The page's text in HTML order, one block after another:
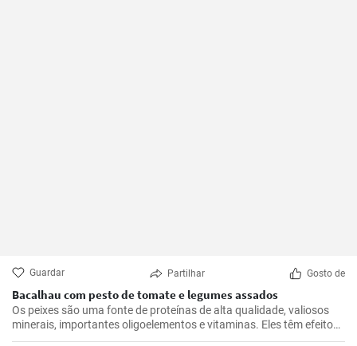
Guardar Partilhar Gosto de
Bacalhau com pesto de tomate e legumes assados
Os peixes são uma fonte de proteínas de alta qualidade, valiosos
minerais, importantes oligoelementos e vitaminas. Eles têm efeitos
benéficos no sistema cardiovascular e são recomendados para